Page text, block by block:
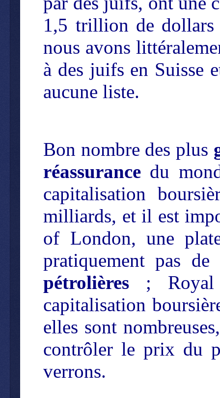
1,5 trillion de dollars
nous avons
à des juifs en Suisse
aucune liste.
Bon nombre des plus
réassurance du
capitalisation
milliards, et il est
of London, une
pratiquement pas
pétrolières ; Royal
capitalisation
elles sont
contrôler le prix du
verrons.